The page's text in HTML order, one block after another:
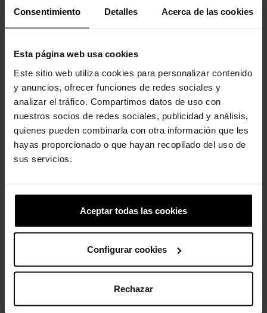
Consentimiento Detalles Acerca de las cookies
Esta página web usa cookies
Este sitio web utiliza cookies para personalizar contenido
y anuncios, ofrecer funciones de redes sociales y
analizar el tráfico. Compartimos datos de uso con
nuestros socios de redes sociales, publicidad y análisis,
quienes pueden combinarla con otra información que les
hayas proporcionado o que hayan recopilado del uso de
sus servicios.
Aceptar todas las cookies
Configurar cookies
Rechazar
Palmilhas de espuma LiteRide™ revolucionárias para
desde o primeiro dia.
Perfil elevado da palmilha para maior suporte e estabilidade.
Tiras ajustáveis ​​no calcanhar com fivela inteligente e fechos
de alavanca facilitam o calçar e o descalçar.
Altura do salto plataforma de 45 mm/1,7 pol.
LiteRide™: Revolucionário. Maciez que afunda. Conforto
inovador.
Como a maioria dos materiais lisos, o cabedal pode
arranhar com o uso normal.
Clientes que compraram este
produto também compraram: